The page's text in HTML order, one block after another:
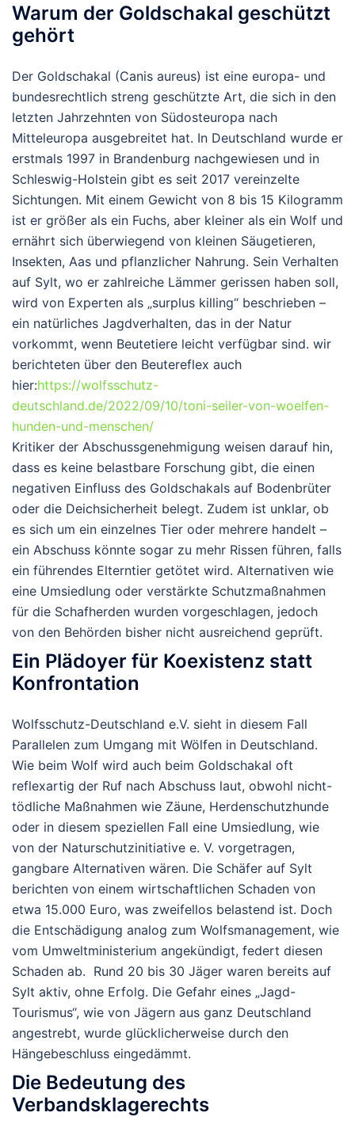
Warum der Goldschakal geschützt
gehört
Der Goldschakal (Canis aureus) ist eine europa- und
bundesrechtlich streng geschützte Art, die sich in den
letzten Jahrzehnten von Südosteuropa nach
Mitteleuropa ausgebreitet hat. In Deutschland wurde er
erstmals 1997 in Brandenburg nachgewiesen und in
Schleswig-Holstein gibt es seit 2017 vereinzelte
Sichtungen. Mit einem Gewicht von 8 bis 15 Kilogramm
ist er größer als ein Fuchs, aber kleiner als ein Wolf und
ernährt sich überwiegend von kleinen Säugetieren,
Insekten, Aas und pflanzlicher Nahrung. Sein Verhalten
auf Sylt, wo er zahlreiche Lämmer gerissen haben soll,
wird von Experten als „surplus killing“ beschrieben –
ein natürliches Jagdverhalten, das in der Natur
vorkommt, wenn Beutetiere leicht verfügbar sind. wir
berichteten über den Beutereflex auch
hier:https://wolfsschutz-
deutschland.de/2022/09/10/toni-seiler-von-woelfen-
hunden-und-menschen/
Kritiker der Abschussgenehmigung weisen darauf hin,
dass es keine belastbare Forschung gibt, die einen
negativen Einfluss des Goldschakals auf Bodenbrüter
oder die Deichsicherheit belegt. Zudem ist unklar, ob
es sich um ein einzelnes Tier oder mehrere handelt –
ein Abschuss könnte sogar zu mehr Rissen führen, falls
ein führendes Elterntier getötet wird. Alternativen wie
eine Umsiedlung oder verstärkte Schutzmaßnahmen
für die Schafherden wurden vorgeschlagen, jedoch
von den Behörden bisher nicht ausreichend geprüft.
Ein Plädoyer für Koexistenz statt
Konfrontation
Wolfsschutz-Deutschland e.V. sieht in diesem Fall
Parallelen zum Umgang mit Wölfen in Deutschland.
Wie beim Wolf wird auch beim Goldschakal oft
reflexartig der Ruf nach Abschuss laut, obwohl nicht-
tödliche Maßnahmen wie Zäune, Herdenschutzhunde
oder in diesem speziellen Fall eine Umsiedlung, wie
von der Naturschutzinitiative e. V. vorgetragen,
gangbare Alternativen wären. Die Schäfer auf Sylt
berichten von einem wirtschaftlichen Schaden von
etwa 15.000 Euro, was zweifellos belastend ist. Doch
die Entschädigung analog zum Wolfsmanagement, wie
vom Umweltministerium angekündigt, federt diesen
Schaden ab. Rund 20 bis 30 Jäger waren bereits auf
Sylt aktiv, ohne Erfolg. Die Gefahr eines „Jagd-
Tourismus“, wie von Jägern aus ganz Deutschland
angestrebt, wurde glücklicherweise durch den
Hängebeschluss eingedämmt.
Die Bedeutung des
Verbandsklagerechts